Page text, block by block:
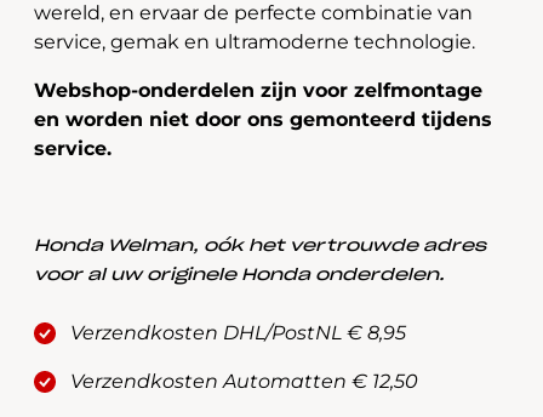
wereld, en ervaar de perfecte combinatie van
service, gemak en ultramoderne technologie.
Webshop-onderdelen zijn voor zelfmontage
en worden niet door ons gemonteerd tijdens
service.
Honda Welman, oók het vertrouwde adres
voor al uw originele Honda onderdelen.
Verzendkosten DHL/PostNL € 8,95
Verzendkosten Automatten € 12,50